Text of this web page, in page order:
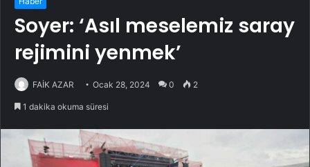
Soyer: ‘Asıl meselemiz saray
rejimini yenmek’
FAİK AZAR Ocak 28, 2024 0 2
1 dakika okuma süresi